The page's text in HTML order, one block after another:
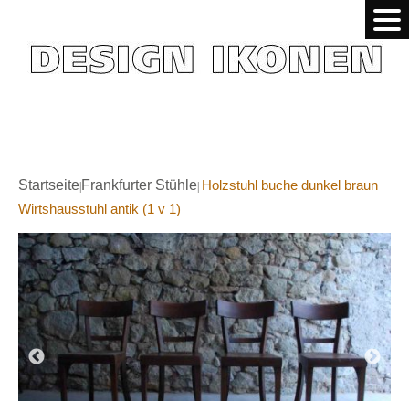
Startseite Frankfurter Stühle Holzstuhl buche dunkel braun
Wirtshausstuhl antik (1 v 1)